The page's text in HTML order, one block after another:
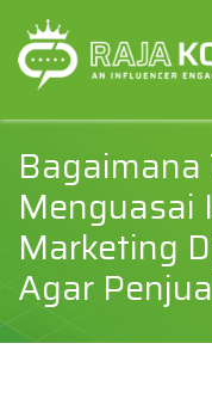
Bagaimana
Menguasai
Marketing
Agar